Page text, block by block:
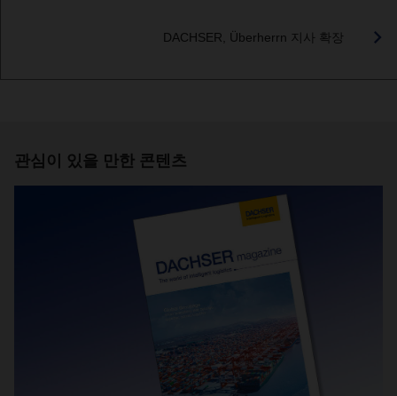
DACHSER, Überherrn 지사 확장
관심이 있을 만한 콘텐츠